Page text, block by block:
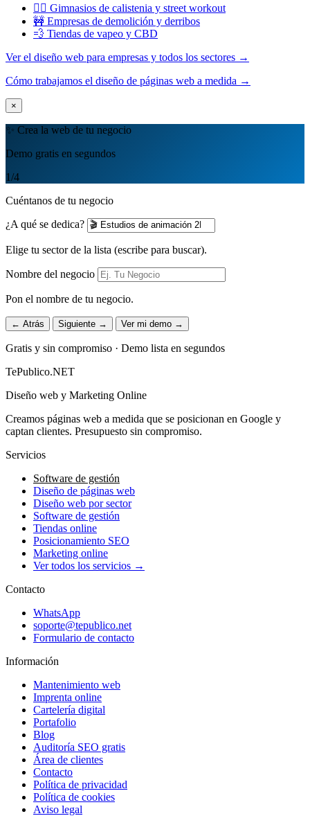
🤸‍♂️ Gimnasios de calistenia y street workout
🚧 Empresas de demolición y derribos
💨 Tiendas de vapeo y CBD
Ver el diseño web para empresas y todos los sectores →
Cómo trabajamos el diseño de páginas web a medida →
×
✨ Crea la web de tu negocio
Demo gratis en segundos
1/4
Cuéntanos de tu negocio
¿A qué se dedica?
Elige tu sector de la lista (escribe para buscar).
Nombre del negocio
Pon el nombre de tu negocio.
← Atrás Siguiente → Ver mi demo →
Gratis y sin compromiso · Demo lista en segundos
TePublico.NET
Diseño web y Marketing Online
Creamos páginas web a medida que se posicionan en Google y
captan clientes. Presupuesto sin compromiso.
Servicios
Software de gestión
Diseño de páginas web
Diseño web por sector
Software de gestión
Tiendas online
Posicionamiento SEO
Marketing online
Ver todos los servicios →
Contacto
WhatsApp
soporte@tepublico.net
Formulario de contacto
Información
Mantenimiento web
Imprenta online
Cartelería digital
Portafolio
Blog
Auditoría SEO gratis
Área de clientes
Contacto
Política de privacidad
Política de cookies
Aviso legal